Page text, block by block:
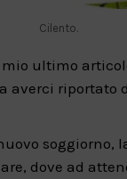
Cilento.
mio ultimo
averci
soggiorno,
dove ad